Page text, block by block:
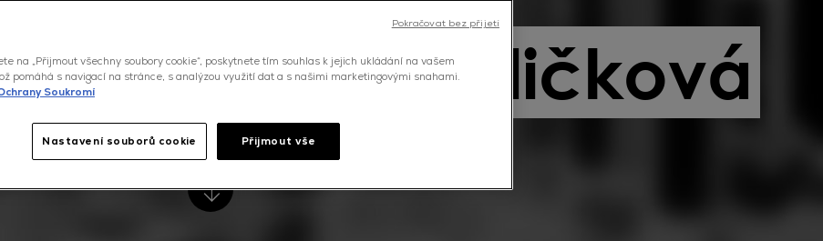
p.Zuzana Hrdličková
na „Přijmout všechny soubory cookie“, poskytnete tím souhlas k jejich ukládání na vašem
pomáhá s navigací na stránce, s analýzou využití dat a s našimi marketingovými snahami.
Soukromí
Nastavení souborů cookie Přijmout vše
Pokračovat bez přijetí